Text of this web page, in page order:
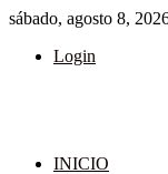
sábado, agosto 8,
Login
INICIO